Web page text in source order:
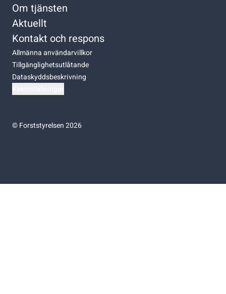
Om tjänsten
Aktuellt
Kontakt och respons
Allmänna användarvillkor
Tillgänglighetsutlåtande
Dataskyddsbeskrivning
©Forststyrelsen 2026